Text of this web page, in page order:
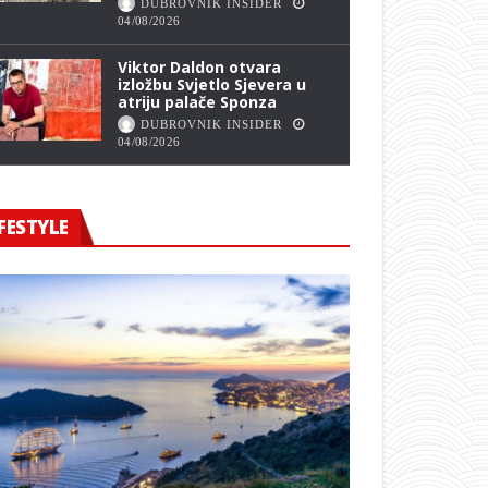
DUBROVNIK INSIDER
04/08/2026
Viktor Daldon otvara
izložbu Svjetlo Sjevera u
atriju palače Sponza
DUBROVNIK INSIDER
04/08/2026